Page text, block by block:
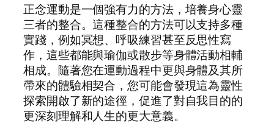
正念運動是一個強有力的方法，培養身心靈
三者的整合。這種整合的方法可以支持多種
實踐，例如冥想、呼吸練習甚至反思性寫
作，這些都能與瑜伽或散步等身體活動相輔
相成。隨著您在運動過程中更與身體及其所
帶來的體驗相契合，您可能會發現這為靈性
探索開啟了新的途徑，促進了對自我目的的
更深刻理解和人生的更大意義。